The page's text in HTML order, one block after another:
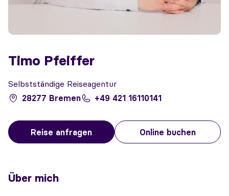
Timo Pfeiffer
Selbstständige Reiseagentur
28277 Bremen
+49 421 16110141
Reise anfragen Online buchen
Über mich